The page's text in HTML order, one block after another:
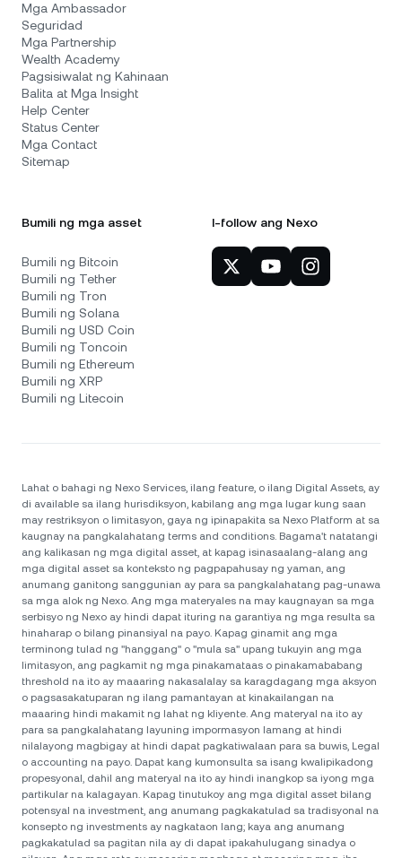
Mga Ambassador
Seguridad
Mga Partnership
Wealth Academy
Pagsisiwalat ng Kahinaan
Balita at Mga Insight
Help Center
Status Center
Mga Contact
Sitemap
Bumili ng mga asset
Bumili ng Bitcoin
Bumili ng Tether
Bumili ng Tron
Bumili ng Solana
Bumili ng USD Coin
Bumili ng Toncoin
Bumili ng Ethereum
Bumili ng XRP
Bumili ng Litecoin
I-follow ang Nexo
Lahat o bahagi ng Nexo Services, ilang feature, o ilang Digital Assets, ay
di available sa ilang hurisdiksyon, kabilang ang mga lugar kung saan
may restriksyon o limitasyon, gaya ng ipinapakita sa Nexo Platform at sa
kaugnay na pangkalahatang terms and conditions. Bagama't natatangi
ang kalikasan ng mga digital asset, at kapag isinasaalang-alang ang
mga digital asset sa konteksto ng pagpapahusay ng yaman, ang
anumang ganitong sanggunian ay para sa pangkalahatang pag-unawa
sa mga alok ng Nexo. Ang mga materyales na may kaugnayan sa mga
serbisyo ng Nexo ay hindi dapat ituring na garantiya ng mga resulta sa
hinaharap o bilang pinansiyal na payo. Kapag ginamit ang mga
terminong tulad ng "hanggang" o "mula sa" upang tukuyin ang mga
limitasyon, ang pagkamit ng mga pinakamataas o pinakamababang
threshold na ito ay maaaring nakasalalay sa karagdagang mga aksyon
o pagsasakatuparan ng ilang pamantayan at kinakailangan na
maaaring hindi makamit ng lahat ng kliyente. Ang materyal na ito ay
para sa pangkalahatang layuning impormasyon lamang at hindi
nilalayong magbigay at hindi dapat pagkatiwalaan para sa buwis, Legal
o accounting na payo. Dapat kang kumonsulta sa isang kwalipikadong
propesyonal, dahil ang materyal na ito ay hindi inangkop sa iyong mga
partikular na kalagayan. Kapag tinutukoy ang mga digital asset bilang
potensyal na investment, ang anumang pagkakatulad sa tradisyonal na
konsepto ng investments ay nagkataon lang; kaya ang anumang
pagkakatulad sa pagitan nila ay di dapat ipakahulugang sinadya o